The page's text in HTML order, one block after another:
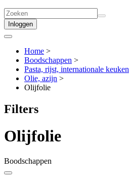
Inloggen
Home >
Boodschappen >
Pasta, rijst, internationale keuken
Olie, azijn >
Olijfolie
Filters
Olijfolie
Boodschappen